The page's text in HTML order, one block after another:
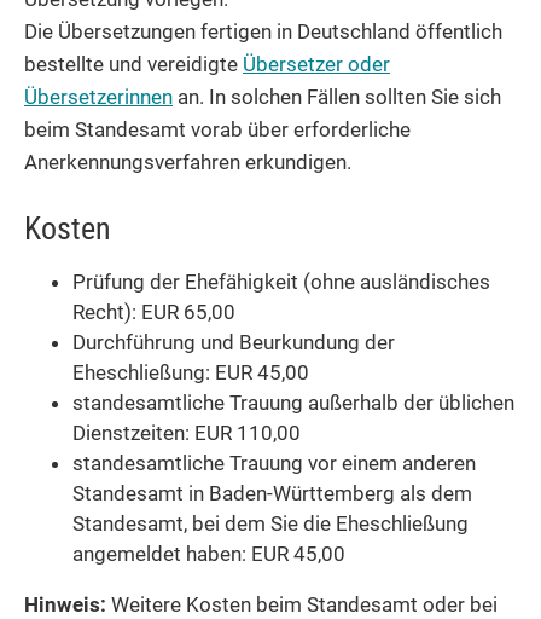
Die Übersetzungen fertigen in Deutschland öffentlich
bestellte und vereidigte Übersetzer oder
Übersetzerinnen an. In solchen Fällen sollten Sie sich
beim Standesamt vorab über erforderliche
Anerkennungsverfahren erkundigen.
Kosten
Prüfung der Ehefähigkeit (ohne ausländisches
Recht): EUR 65,00
Durchführung und Beurkundung der
Eheschließung: EUR 45,00
standesamtliche Trauung außerhalb der üblichen
Dienstzeiten: EUR 110,00
standesamtliche Trauung vor einem anderen
Standesamt in Baden-Württemberg als dem
Standesamt, bei dem Sie die Eheschließung
angemeldet haben: EUR 45,00
Hinweis: Weitere Kosten beim Standesamt oder bei